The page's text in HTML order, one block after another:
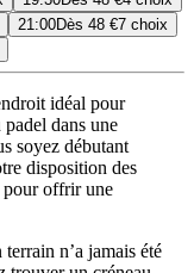
21:00Dès 48 €7 choix
idéal pour
dans une
soyez débutant
disposition des
pour offrir une
n’a jamais été